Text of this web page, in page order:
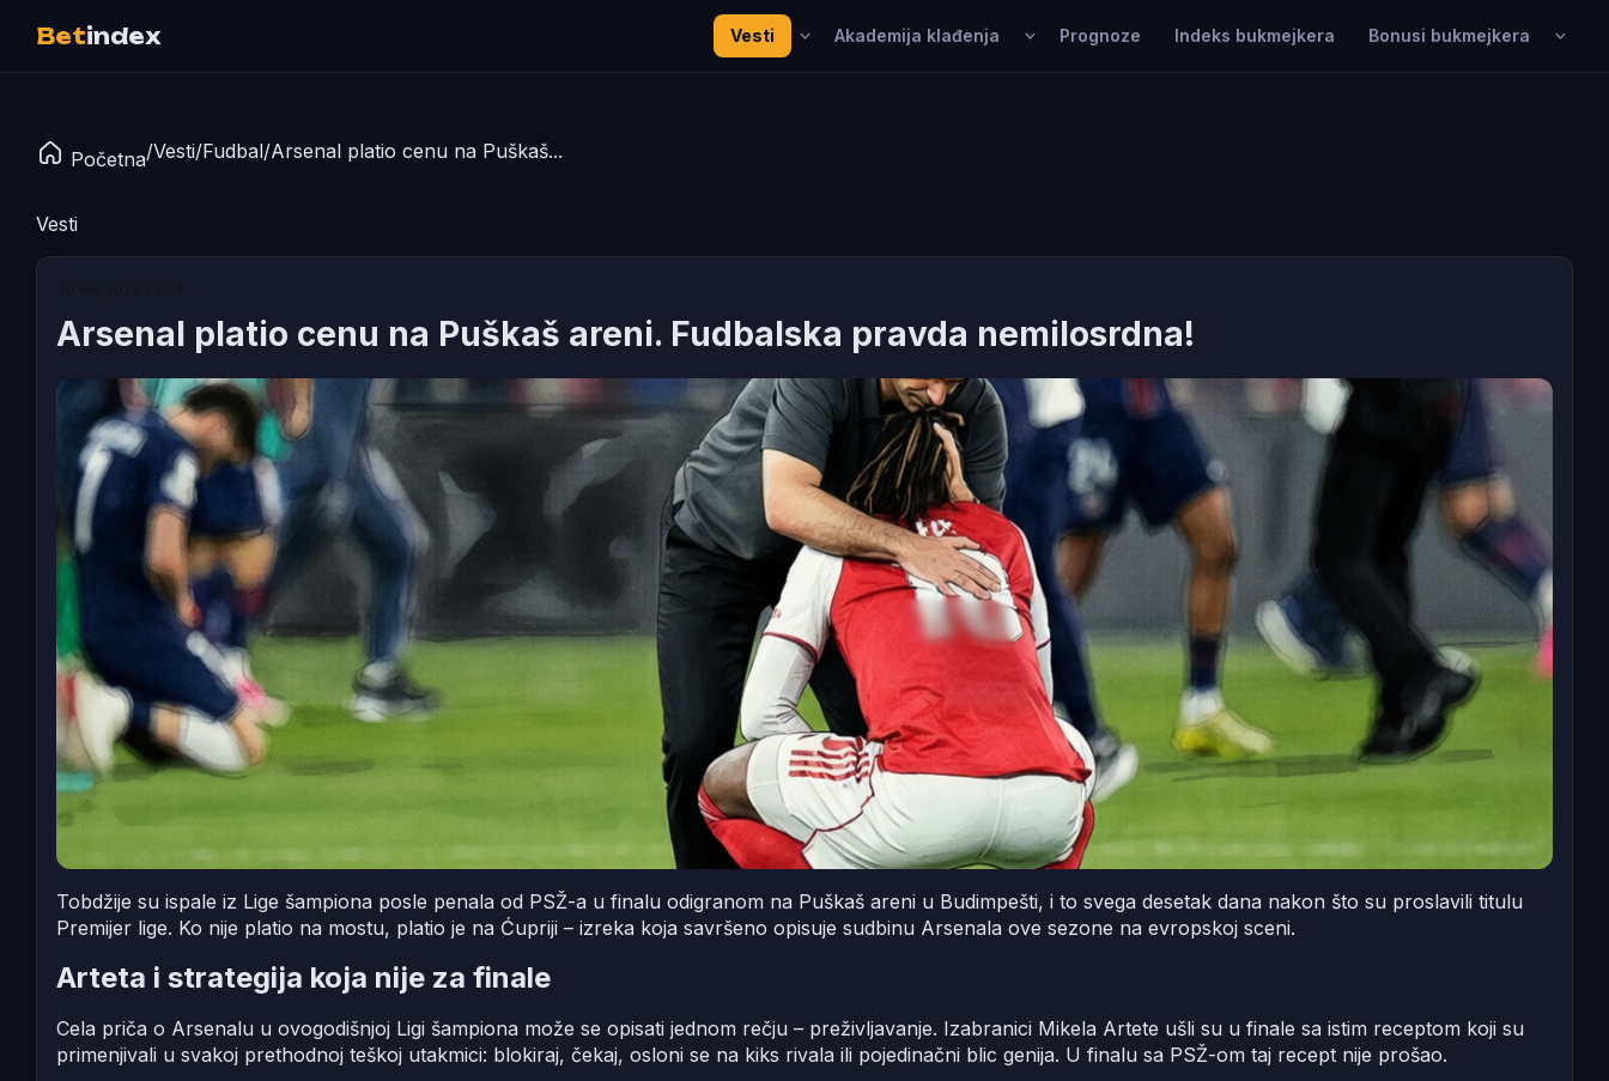
Betindex Vesti Akademija klađenja Prognoze Indeks bukmejkera Bonusi bukmejkera
Početna/Vesti/Fudbal/Arsenal platio cenu na Puškaš...
Vesti
Arsenal platio cenu na Puškaš areni. Fudbalska pravda nemilosrdna!
Tobdžije su ispale iz Lige šampiona posle penala od PSŽ-a u finalu odigranom na Puškaš areni u Budimpešti, i to svega desetak dana nakon što su proslavili titulu
Premijer lige. Ko nije platio na mostu, platio je na Ćupriji – izreka koja savršeno opisuje sudbinu Arsenala ove sezone na evropskoj sceni.
Arteta i strategija koja nije za finale
Cela priča o Arsenalu u ovogodišnjoj Ligi šampiona može se opisati jednom rečju – preživljavanje. Izabranici Mikela Artete ušli su u finale sa istim receptom koji su
primenjivali u svakoj prethodnoj teškoj utakmici: blokiraj, čekaj, osloni se na kiks rivala ili pojedinačni blic genija. U finalu sa PSŽ-om taj recept nije prošao.